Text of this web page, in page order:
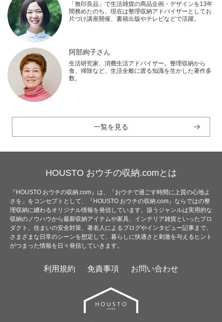
「無印良品」で生活雑貨の商品企画・デザインを13年
間務めたのち、現在は整理収納アドバイザーとしてお
片づけ講座開催、書籍出版やテレビなどで活躍。
阿部絢子さん
生活研究家、消費生活アドバイザー。整理収納から
食、掃除など、生活全般に渡る知識を生かした著作多
数。
一覧を見る
HOUSTO おウチの収納.comとは
『HOUSTO おウチの収納.com』は、「おウチで過ごす時間に上質の心地よ
さを」をコンセプトとして、『HOUSTO おウチの収納.com』ならではの整
理収納に纏わるオリジナル情報を発信しています。扱うジャンルは実用的な
収納のノウハウから最新収納アイテムや家具、インテリア雑貨といったプロ
ダクト、住まいの安全対策、著名人によるブログやインタビュー記事まで。
さまざまな日常のシーンを想定して、暮らしに快適さと刺激を与えるヒント
がつまった情報を日々発信していきます。
利用規約 免責事項 お問い合わせ